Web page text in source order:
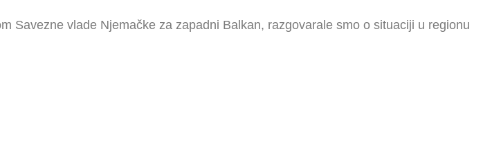
Savezne vlade Njemačke za zapadni Balkan, razgovarale smo o situaciji u regionu